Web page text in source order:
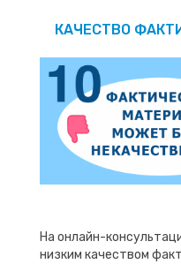
КАЧЕСТВО
На онлайн-
низким качеством